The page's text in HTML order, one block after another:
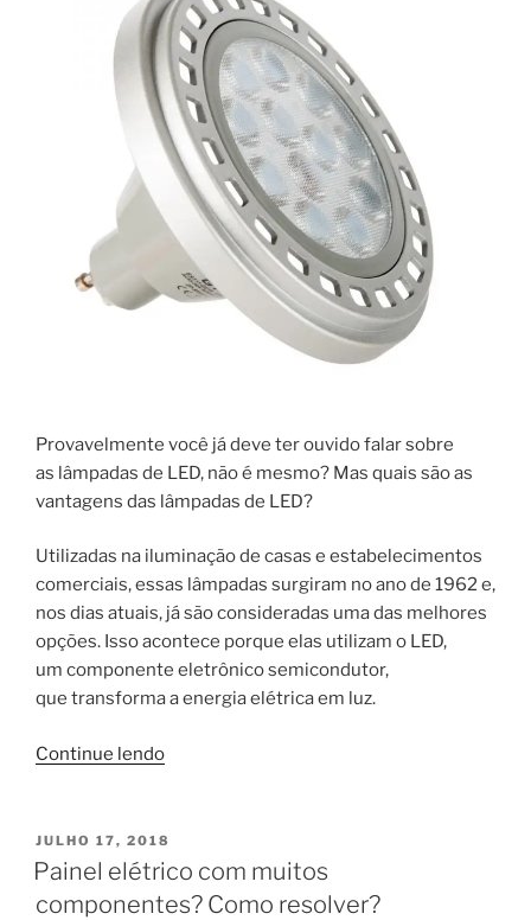
Provavelmente você já deve ter ouvido falar sobre
as lâmpadas de LED, não é mesmo? Mas quais são as
vantagens das lâmpadas de LED?
Utilizadas na iluminação de casas e estabelecimentos
comerciais, essas lâmpadas surgiram no ano de 1962 e,
nos dias atuais, já são consideradas uma das melhores
opções. Isso acontece porque elas utilizam o LED,
um componente eletrônico semicondutor,
que transforma a energia elétrica em luz.
Continue lendo“Conheça
das
lâmpadas
de
PUBLICADO
EM
JULHO 17, 2018
Painel elétrico com muitos
componentes? Como resolver?